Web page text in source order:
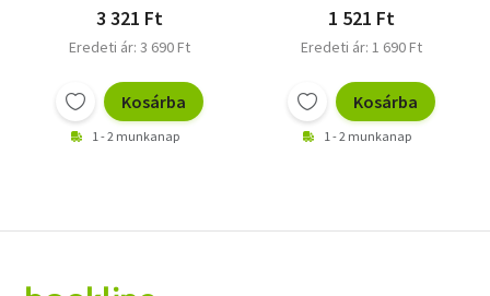
3 321 Ft
Eredeti ár: 3 690 Ft
Kosárba
1 - 2 munkanap
1 521 Ft
Eredeti ár: 1 690 Ft
Kosárba
1 - 2 munkanap